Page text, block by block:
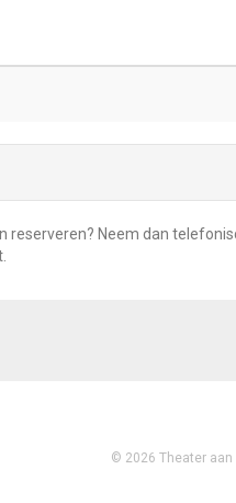
reserveren? Neem dan
© 2026 Theater aan